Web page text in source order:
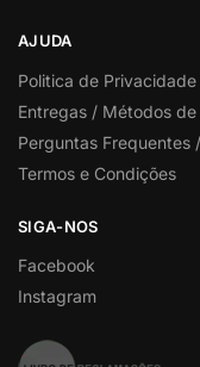
AJUDA
Politica de Privacidade
Entregas / Métodos
Perguntas Frequentes
Termos e Condições
SIGA-NOS
Facebook
Instagram